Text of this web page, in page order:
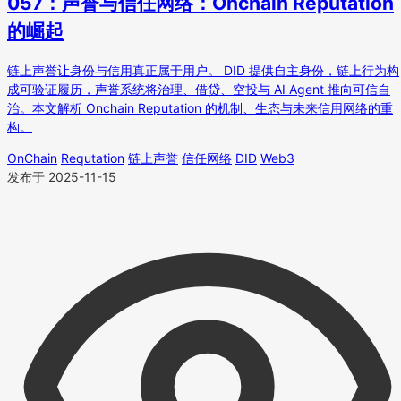
的崛起
链上声誉让身份与信用真正属于用户。 DID 提供自主身份，链上行为构
成可验证履历，声誉系统将治理、借贷、空投与 AI Agent 推向可信自
治。本文解析 Onchain Reputation 的机制、生态与未来信用网络的重
构。
OnChain Requtation 链上声誉 信任网络 DID Web3
发布于 2025-11-15